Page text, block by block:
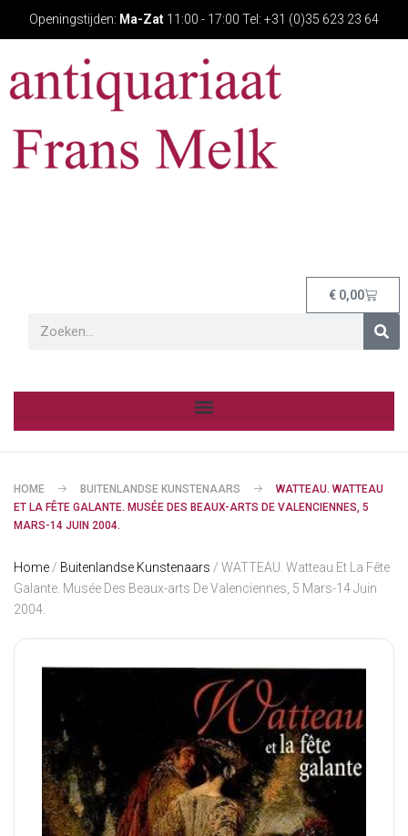
Openingstijden: Ma-Zat 11:00 - 17:00 Tel: +31 (0)35 623 23 64
€ 0,00
HOME BUITENLANDSE KUNSTENAARS
WATTEAU. WATTEAU
ET LA FÊTE GALANTE. MUSÉE DES BEAUX-ARTS DE VALENCIENNES, 5
MARS-14 JUIN 2004.
Home / Buitenlandse Kunstenaars / WATTEAU. Watteau Et La Fête
Galante. Musée Des Beaux-arts De Valenciennes, 5 Mars-14 Juin
2004.